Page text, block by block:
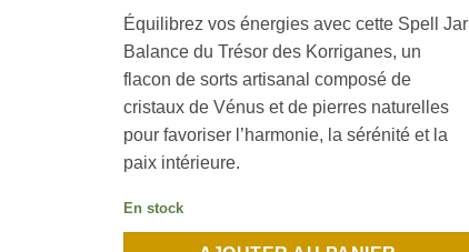
Équilibrez vos énergies avec cette Spell Jar
Balance du Trésor des Korriganes, un
flacon de sorts artisanal composé de
cristaux de Vénus et de pierres naturelles
pour favoriser l’harmonie, la sérénité et la
paix intérieure.
En stock